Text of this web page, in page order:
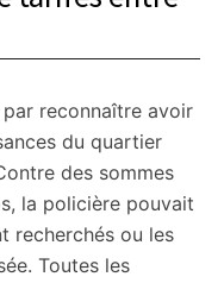
reconnaître avoir
du quartier
des sommes
la policière pouvait
recherchés ou les
Toutes les